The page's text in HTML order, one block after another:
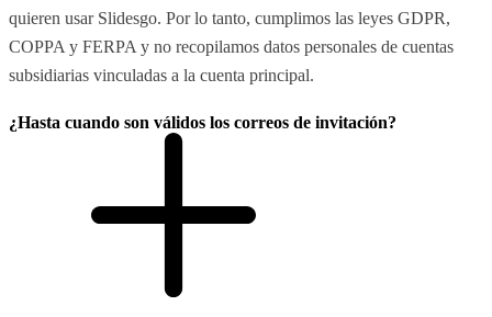
quieren usar Slidesgo. Por lo tanto, cumplimos las leyes GDPR,
COPPA y FERPA y no recopilamos datos personales de cuentas
subsidiarias vinculadas a la cuenta principal.
¿Hasta cuando son válidos los correos de invitación?